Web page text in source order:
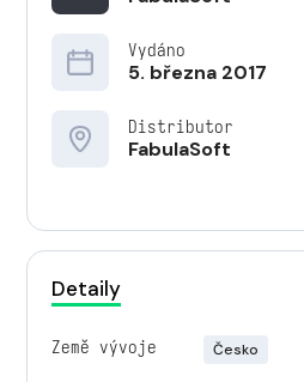
Vydáno
5. března 2017
Distributor
FabulaSoft
Detaily
Země vývoje Česko